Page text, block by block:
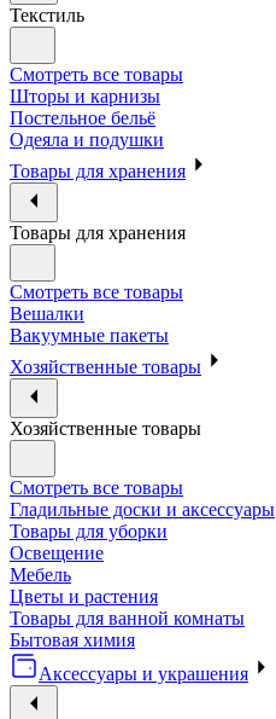
Текстиль
Смотреть все товары
Шторы и карнизы
Постельное бельё
Одеяла и подушки
Товары для хранения
Товары для хранения
Смотреть все товары
Вешалки
Вакуумные пакеты
Хозяйственные товары
Хозяйственные товары
Смотреть все товары
Гладильные доски и аксессуары
Товары для уборки
Освещение
Мебель
Цветы и растения
Товары для ванной комнаты
Бытовая химия
Аксессуары и украшения